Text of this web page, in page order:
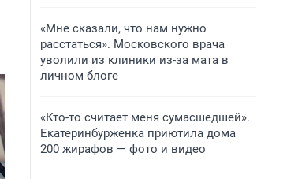
«Мне сказали, что нам нужно
расстаться». Московского врача
уволили из клиники из-за мата в
личном блоге
«Кто-то считает меня сумасшедшей».
Екатеринбурженка приютила дома
200 жирафов — фото и видео